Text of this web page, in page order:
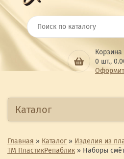
Корзина
0 шт.,
Каталог
Главная » Каталог » Изделия из
ТМ ПластикРепаблик » Наборы